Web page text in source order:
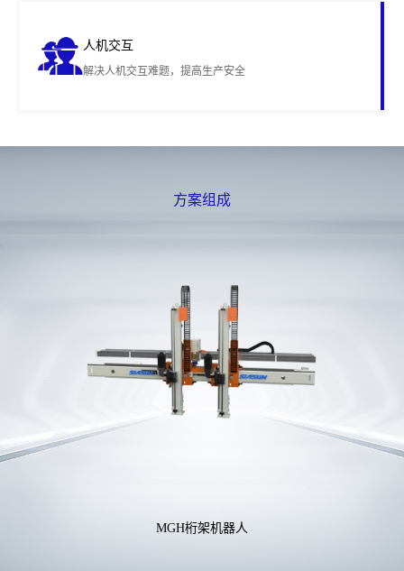
人机交互
解决人机交互难题，提高生产安全
方案组成
MGH桁架机器人